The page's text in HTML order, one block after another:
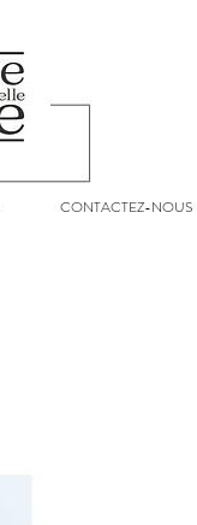
CONTACTEZ-NOUS